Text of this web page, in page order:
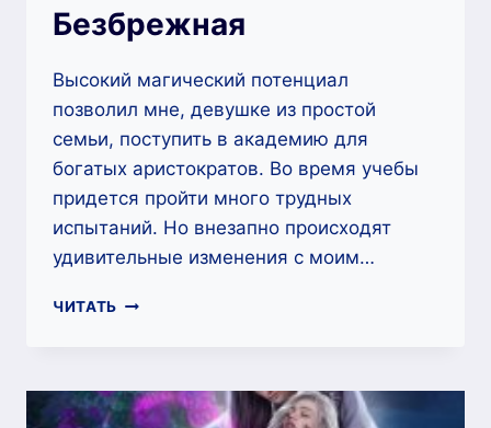
Безбрежная
Высокий магический потенциал
позволил мне, девушке из простой
семьи, поступить в академию для
богатых аристократов. Во время учебы
придется пройти много трудных
испытаний. Но внезапно происходят
удивительные изменения с моим…
ЧИТАТЬ АКАДЕМИЯ
СВЕТА
—